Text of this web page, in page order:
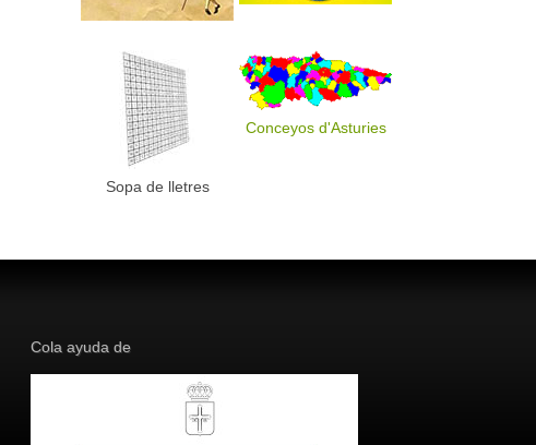
Sopa de lletres
Conceyos d'Asturies
Cola ayuda de